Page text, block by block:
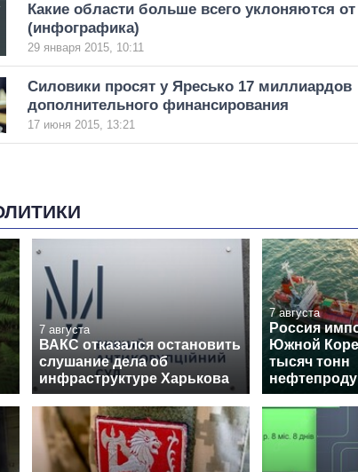
Какие области больше всего уклоняются
(инфографика)
29 января 2015, 10:11
Силовики просят у Яресько 17 миллиардов
дополнительного финансирования
17 июня 2015, 13:21
7 августа
ВАКС отказался остановить
слушание дела об
инфраструктуре Харькова
7 августа
Россия
Южной
тысяч тонн